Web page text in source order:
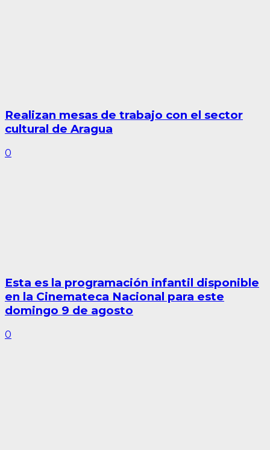
Realizan mesas de trabajo con el sector
cultural de Aragua
0
Esta es la programación infantil disponible
en la Cinemateca Nacional para este
domingo 9 de agosto
0